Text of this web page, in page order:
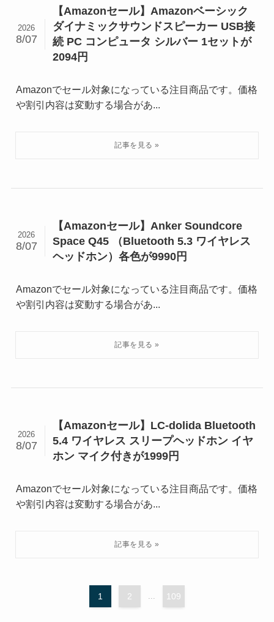
【Amazonセール】Amazonベーシック
ダイナミックサウンドスピーカー USB接
続 PC コンピュータ シルバー 1セットが
2094円
2026
8/07
Amazonでセール対象になっている注目商品です。価格
や割引内容は変動する場合があ...
【Amazonセール】Anker Soundcore
Space Q45 （Bluetooth 5.3 ワイヤレス
ヘッドホン）各色が9990円
2026
8/07
Amazonでセール対象になっている注目商品です。価格
や割引内容は変動する場合があ...
【Amazonセール】LC-dolida Bluetooth
5.4 ワイヤレス スリープヘッドホン イヤ
ホン マイク付きが1999円
2026
8/07
Amazonでセール対象になっている注目商品です。価格
や割引内容は変動する場合があ...
1 2 109